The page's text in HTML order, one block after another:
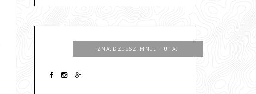
ZNAJDZIESZ MNIE TUTAJ